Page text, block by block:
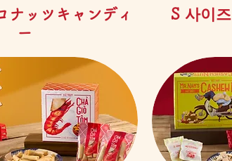
제품보기
ナッツキャンディ
ー
S 사이